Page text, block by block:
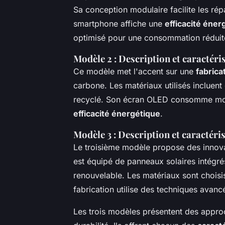
Sa conception modulaire facilite les
smartphone affiche une efficacité
optimisé pour une consommation
Modèle 2 : Description et
Ce modèle met l'accent sur une
carbone. Les matériaux utilisés
recyclé. Son écran OLED consomme
efficacité énergétique.
Modèle 3 : Description et
Le troisième modèle propose des
est équipé de panneaux solaires
renouvelable. Les matériaux sont
fabrication utilise des techniques
Les trois modèles présentent des